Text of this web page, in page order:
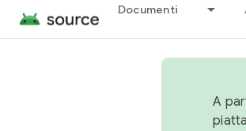
Documenti
A